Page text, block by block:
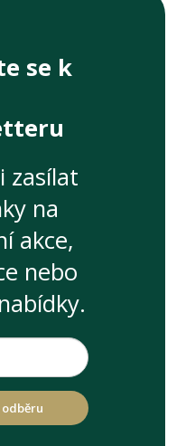
se k
zasílat
na
akce,
nebo